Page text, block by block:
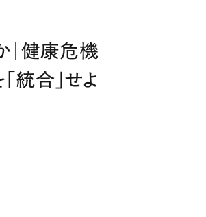
｜健康危機
統合」せよ